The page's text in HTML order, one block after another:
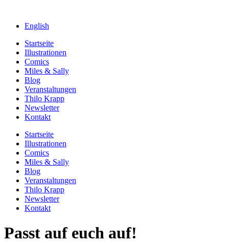
English
Startseite
Illustrationen
Comics
Miles & Sally
Blog
Veranstaltungen
Thilo Krapp
Newsletter
Kontakt
Startseite
Illustrationen
Comics
Miles & Sally
Blog
Veranstaltungen
Thilo Krapp
Newsletter
Kontakt
Passt auf euch auf!